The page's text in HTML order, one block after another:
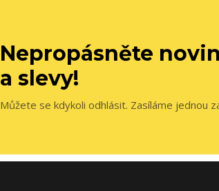
Nepropásněte
a slevy!
Můžete se kdykoli odhlásit. Zasíláme jednou